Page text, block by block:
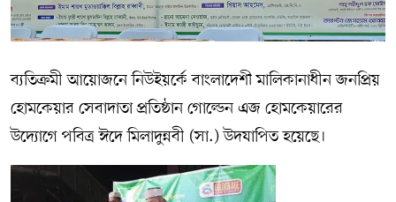
ব্যতিক্রমী আয়োজনে নিউইয়র্কে বাংলাদেশী মালিকানাধীন জনপ্রিয়
হোমকেয়ার সেবাদাতা প্রতিষ্ঠান গোল্ডেন এজ হোমকেয়ারের
উদ্যোগে পবিত্র ঈদে মিলাদুন্নবী (সা.) উদযাপিত হয়েছে।